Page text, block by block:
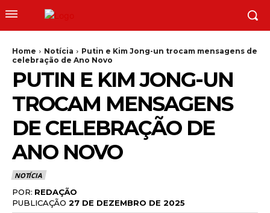
Home Notícia
Putin e Kim Jong-un trocam mensagens de
celebração de Ano Novo
PUTIN E KIM JONG-UN
TROCAM MENSAGENS
DE CELEBRAÇÃO DE
ANO NOVO
NOTÍCIA
POR: REDAÇÃO
PUBLICAÇÃO 27 DE DEZEMBRO DE 2025